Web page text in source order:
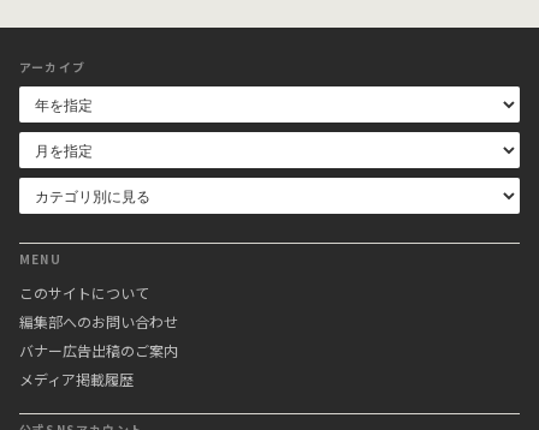
アーカイブ
MENU
このサイトについて
編集部へのお問い合わせ
バナー広告出稿のご案内
メディア掲載履歴